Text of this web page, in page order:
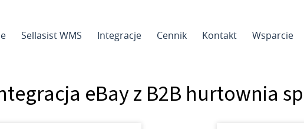
Sellasist WMS Integracje Cennik Kontakt Wsparcie
eBay z B2B hurtownia